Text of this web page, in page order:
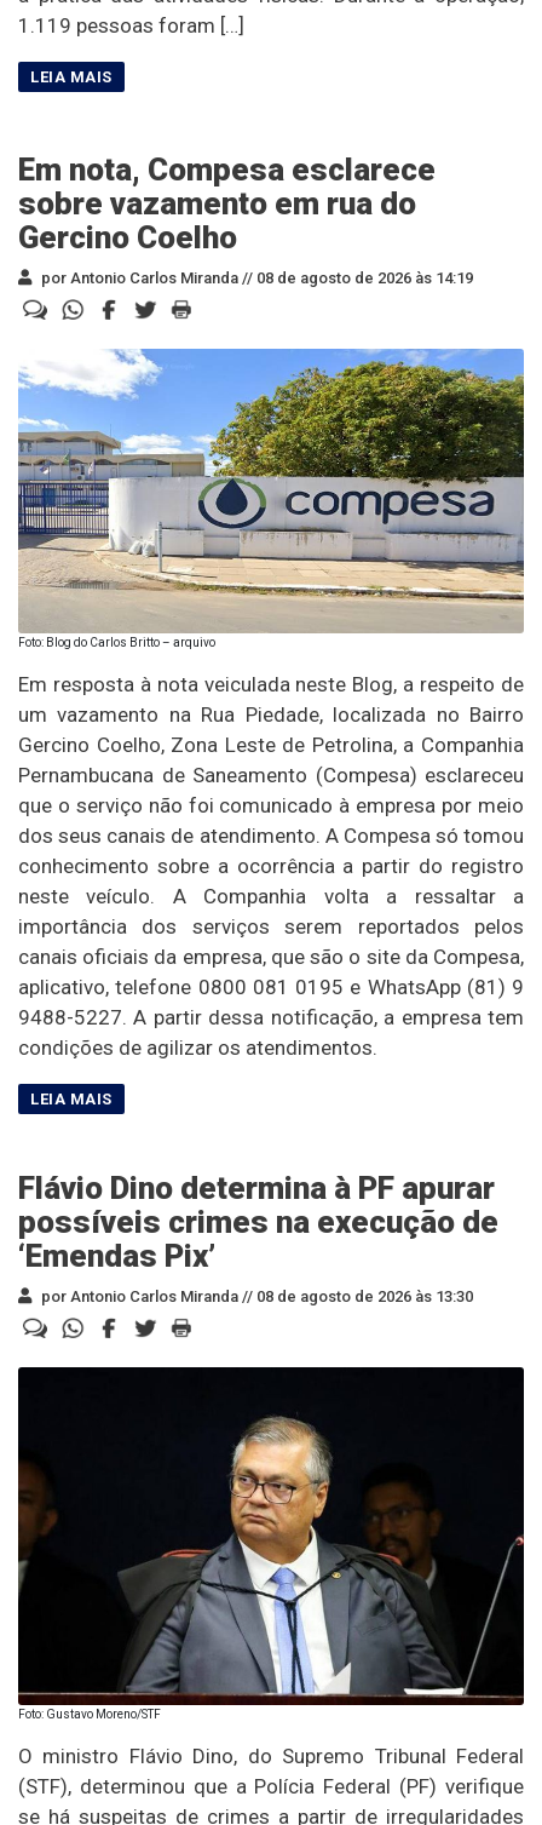
1.119 pessoas foram […]
Em nota, Compesa esclarece
sobre vazamento em rua do
Gercino Coelho
por Antonio Carlos Miranda // 08 de agosto de 2026 às 14:19
Foto: Blog do Carlos Britto – arquivo
Em resposta à nota veiculada neste Blog, a respeito de
um vazamento na Rua Piedade, localizada no Bairro
Gercino Coelho, Zona Leste de Petrolina, a Companhia
Pernambucana de Saneamento (Compesa) esclareceu
que o serviço não foi comunicado à empresa por meio
dos seus canais de atendimento. A Compesa só tomou
conhecimento sobre a ocorrência a partir do registro
neste veículo. A Companhia volta a ressaltar a
importância dos serviços serem reportados pelos
canais oficiais da empresa, que são o site da Compesa,
aplicativo, telefone 0800 081 0195 e WhatsApp (81) 9
9488-5227. A partir dessa notificação, a empresa tem
condições de agilizar os atendimentos.
Flávio Dino determina à PF apurar
possíveis crimes na execução de
‘Emendas Pix’
por Antonio Carlos Miranda // 08 de agosto de 2026 às 13:30
Foto: Gustavo Moreno/STF
O ministro Flávio Dino, do Supremo Tribunal Federal
(STF), determinou que a Polícia Federal (PF) verifique
se há suspeitas de crimes a partir de irregularidades